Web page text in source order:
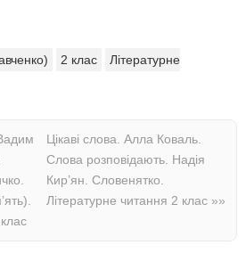
2 клас
Літературне
Цікаві слова. Алла Коваль.
Слова розповідають. Надія
Кир’ян. Словенятко.
Літературне читання 2 клас »»